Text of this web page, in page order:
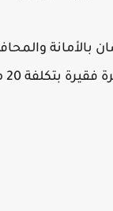
بالأمانة
20 مليار ريال.